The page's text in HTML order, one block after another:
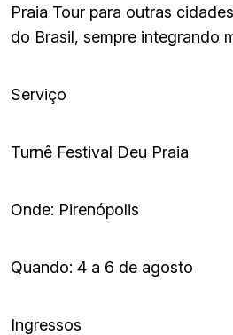
Praia Tour para outras
do Brasil, sempre integrando
Serviço
Turnê Festival Deu Praia
Onde: Pirenópolis
Quando: 4 a 6 de agosto
Ingressos